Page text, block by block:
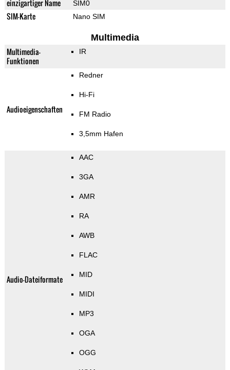
einzigartiger Name SIM0
SIM-Karte Nano SIM
Multimedia
Multimedia-
Funktionen
IR
Audioeigenschaften
Redner
Hi-Fi
FM Radio
3,5mm Hafen
Audio-Dateiformate
AAC
3GA
AMR
RA
AWB
FLAC
MID
MIDI
MP3
OGA
OGG